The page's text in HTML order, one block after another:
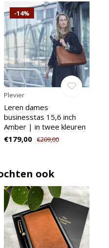
-14%
Plevier
Leren dames
businesstas 15,6 inch
Amber | in twee kleuren
€179,00 €209,00
ook